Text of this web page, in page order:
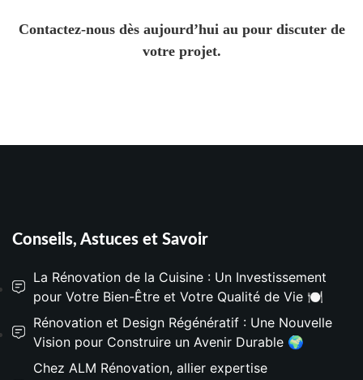
Contactez-nous dès aujourd’hui au pour discuter de
votre projet.
Conseils, Astuces et Savoir
La Rénovation de la Cuisine : Un Investissement
pour Votre Bien-Être et Votre Qualité de Vie 🍽️
Rénovation et Design Régénératif : Une Nouvelle
Vision pour Construire un Avenir Durable 🌍
Chez ALM Rénovation, allier expertise